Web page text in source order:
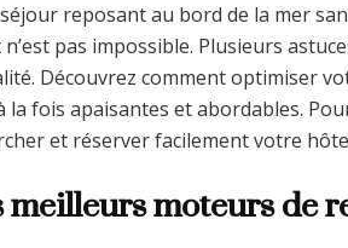
séjour reposant au bord de la mer
n’est pas impossible. Plusieurs
Découvrez comment optimiser
la fois apaisantes et abordables.
et réserver facilement votre
moteurs de